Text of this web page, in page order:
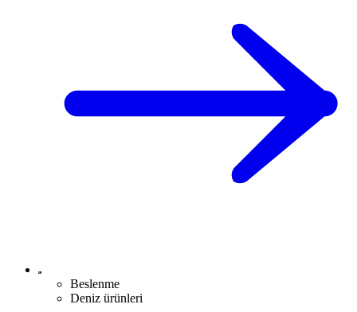
Beslenme
Deniz ürünleri